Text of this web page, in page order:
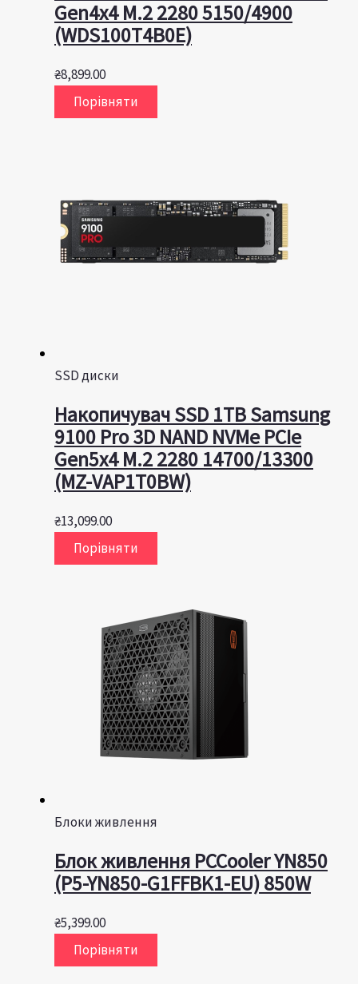
Gen4x4 M.2 2280 5150/4900
(WDS100T4B0E)
₴8,899.00
Порівняти
SSD диски
Накопичувач SSD 1TB Samsung
9100 Pro 3D NAND NVMe PCIe
Gen5x4 M.2 2280 14700/13300
(MZ-VAP1T0BW)
₴13,099.00
Порівняти
Блоки живлення
Блок живлення PCCooler YN850
(P5-YN850-G1FFBK1-EU) 850W
₴5,399.00
Порівняти